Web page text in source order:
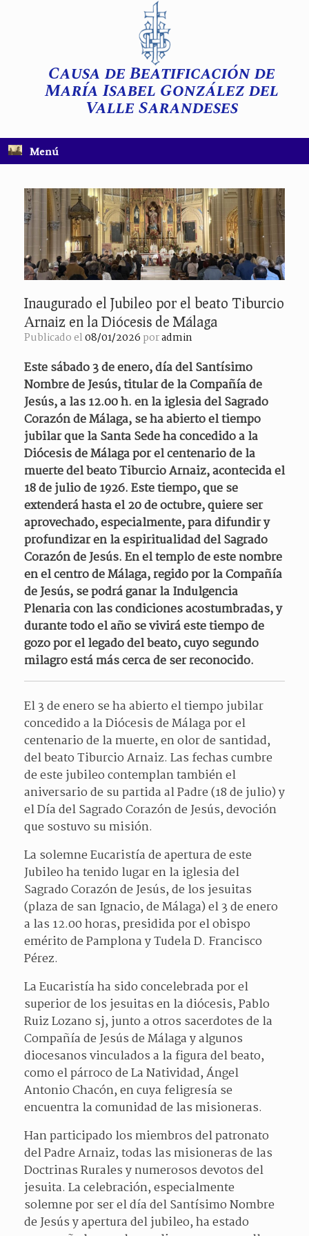
Causa de Beatificación de
María Isabel González del
Valle Sarandeses
Menú
Inaugurado el Jubileo por el beato Tiburcio
Arnaiz en la Diócesis de Málaga
Publicado el08/01/2026 poradmin
Este sábado 3 de enero, día del Santísimo
Nombre de Jesús, titular de la Compañía de
Jesús, a las 12.00 h. en la iglesia del Sagrado
Corazón de Málaga, se ha abierto el tiempo
jubilar que la Santa Sede ha concedido a la
Diócesis de Málaga por el centenario de la
muerte del beato Tiburcio Arnaiz, acontecida el
18 de julio de 1926. Este tiempo, que se
extenderá hasta el 20 de octubre, quiere ser
aprovechado, especialmente, para difundir y
profundizar en la espiritualidad del Sagrado
Corazón de Jesús. En el templo de este nombre
en el centro de Málaga, regido por la Compañía
de Jesús, se podrá ganar la Indulgencia
Plenaria con las condiciones acostumbradas, y
durante todo el año se vivirá este tiempo de
gozo por el legado del beato, cuyo segundo
milagro está más cerca de ser reconocido.
El 3 de enero se ha abierto el tiempo jubilar
concedido a la Diócesis de Málaga por el
centenario de la muerte, en olor de santidad,
del beato Tiburcio Arnaiz. Las fechas cumbre
de este jubileo contemplan también el
aniversario de su partida al Padre (18 de julio) y
el Día del Sagrado Corazón de Jesús, devoción
que sostuvo su misión.
La solemne Eucaristía de apertura de este
Jubileo ha tenido lugar en la iglesia del
Sagrado Corazón de Jesús, de los jesuitas
(plaza de san Ignacio, de Málaga) el 3 de enero
a las 12.00 horas, presidida por el obispo
emérito de Pamplona y Tudela D. Francisco
Pérez.
La Eucaristía ha sido concelebrada por el
superior de los jesuitas en la diócesis, Pablo
Ruiz Lozano sj, junto a otros sacerdotes de la
Compañía de Jesús de Málaga y algunos
diocesanos vinculados a la figura del beato,
como el párroco de La Natividad, Ángel
Antonio Chacón, en cuya feligresía se
encuentra la comunidad de las misioneras.
Han participado los miembros del patronato
del Padre Arnaiz, todas las misioneras de las
Doctrinas Rurales y numerosos devotos del
jesuita. La celebración, especialmente
solemne por ser el día del Santísimo Nombre
de Jesús y apertura del jubileo, ha estado